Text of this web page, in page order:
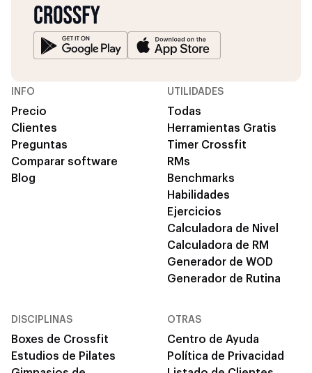
INFO
Precio
Clientes
Preguntas
Comparar software
Blog
UTILIDADES
Todas
Herramientas Gratis
Timer Crossfit
RMs
Benchmarks
Habilidades
Ejercicios
Calculadora de Nivel
Calculadora de RM
Generador de WOD
Generador de Rutina
DISCIPLINAS
Boxes de Crossfit
Estudios de Pilates
OTRAS
Centro de Ayuda
Política de Privacidad